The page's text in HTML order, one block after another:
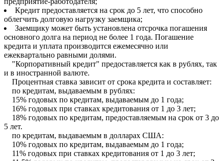
Кредит предоставляется на срок до 5 лет, что способно
облегчить долговую нагрузку заемщика;
Заемщику может быть установлена отсрочка погашения
основного долга на период не более 1 года. Погашение
кредита и уплата производится ежемесячно или
ежеквартально равными долями.
"Корпоративный кредит" предоставляется как в рублях, так
и в иностранной валюте.
Процентная ставка зависит от срока кредита и составляет:
по кредитам, выдаваемым в рублях:
15% годовых по кредитам, выдаваемым до 1 года;
16% годовых при ставках кредитования от 1 до 3 лет;
18% годовых по кредитам, предоставляемым на срок от 3 до
5 лет.
по кредитам, выдаваемым в долларах США:
10% годовых по кредитам, выдаваемым до 1 года;
11% годовых при ставках кредитования от 1 до 3 лет;